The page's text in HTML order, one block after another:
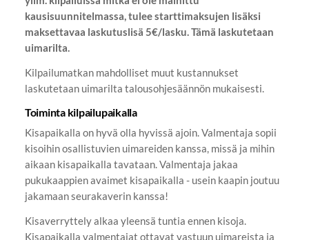
kausisuunnitelmassa, tulee starttimaksujen lisäksi
maksettavaa laskutuslisä 5€/lasku. Tämä laskutetaan
uimarilta.
Kilpailumatkan mahdolliset muut kustannukset
laskutetaan uimarilta talousohjesäännön mukaisesti.
Toiminta kilpailupaikalla
Kisapaikalla on hyvä olla hyvissä ajoin. Valmentaja sopii
kisoihin osallistuvien uimareiden kanssa, missä ja mihin
aikaan kisapaikalla tavataan. Valmentaja jakaa
pukukaappien avaimet kisapaikalla - usein kaapin joutuu
jakamaan seurakaverin kanssa!
Kisaverryttely alkaa yleensä tuntia ennen kisoja.
Kisapaikalla valmentajat ottavat vastuun uimareista ja